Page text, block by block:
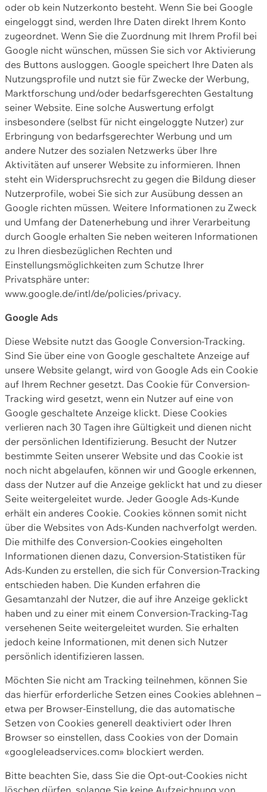
oder ob kein Nutzerkonto besteht. Wenn Sie bei Google
eingeloggt sind, werden Ihre Daten direkt Ihrem Konto
zugeordnet. Wenn Sie die Zuordnung mit Ihrem Profil bei
Google nicht wünschen, müssen Sie sich vor Aktivierung
des Buttons ausloggen. Google speichert Ihre Daten als
Nutzungsprofile und nutzt sie für Zwecke der Werbung,
Marktforschung und/oder bedarfsgerechten Gestaltung
seiner Website. Eine solche Auswertung erfolgt
insbesondere (selbst für nicht eingeloggte Nutzer) zur
Erbringung von bedarfsgerechter Werbung und um
andere Nutzer des sozialen Netzwerks über Ihre
Aktivitäten auf unserer Website zu informieren. Ihnen
steht ein Widerspruchsrecht zu gegen die Bildung dieser
Nutzerprofile, wobei Sie sich zur Ausübung dessen an
Google richten müssen. Weitere Informationen zu Zweck
und Umfang der Datenerhebung und ihrer Verarbeitung
durch Google erhalten Sie neben weiteren Informationen
zu Ihren diesbezüglichen Rechten und
Einstellungsmöglichkeiten zum Schutze Ihrer
Privatsphäre unter:
www.google.de/intl/de/policies/privacy.
Google Ads
Diese Website nutzt das Google Conversion-Tracking.
Sind Sie über eine von Google geschaltete Anzeige auf
unsere Website gelangt, wird von Google Ads ein Cookie
auf Ihrem Rechner gesetzt. Das Cookie für Conversion-
Tracking wird gesetzt, wenn ein Nutzer auf eine von
Google geschaltete Anzeige klickt. Diese Cookies
verlieren nach 30 Tagen ihre Gültigkeit und dienen nicht
der persönlichen Identifizierung. Besucht der Nutzer
bestimmte Seiten unserer Website und das Cookie ist
noch nicht abgelaufen, können wir und Google erkennen,
dass der Nutzer auf die Anzeige geklickt hat und zu dieser
Seite weitergeleitet wurde. Jeder Google Ads-Kunde
erhält ein anderes Cookie. Cookies können somit nicht
über die Websites von Ads-Kunden nachverfolgt werden.
Die mithilfe des Conversion-Cookies eingeholten
Informationen dienen dazu, Conversion-Statistiken für
Ads-Kunden zu erstellen, die sich für Conversion-Tracking
entschieden haben. Die Kunden erfahren die
Gesamtanzahl der Nutzer, die auf ihre Anzeige geklickt
haben und zu einer mit einem Conversion-Tracking-Tag
versehenen Seite weitergeleitet wurden. Sie erhalten
jedoch keine Informationen, mit denen sich Nutzer
persönlich identifizieren lassen.
Möchten Sie nicht am Tracking teilnehmen, können Sie
das hierfür erforderliche Setzen eines Cookies ablehnen –
etwa per Browser-Einstellung, die das automatische
Setzen von Cookies generell deaktiviert oder Ihren
Browser so einstellen, dass Cookies von der Domain
«googleleadservices.com» blockiert werden.
Bitte beachten Sie, dass Sie die Opt-out-Cookies nicht